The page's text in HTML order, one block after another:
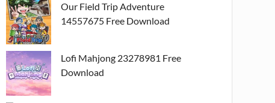
Our Field Trip Adventure
14557675 Free Download
Lofi Mahjong 23278981 Free
Download